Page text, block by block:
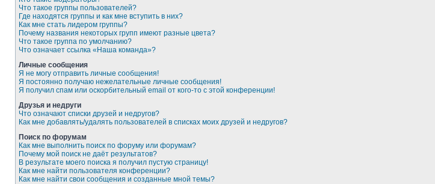
Что такое группы пользователей?
Где находятся группы и как мне вступить в них?
Как мне стать лидером группы?
Почему названия некоторых групп имеют разные цвета?
Что такое группа по умолчанию?
Что означает ссылка «Наша команда»?
Личные сообщения
Я не могу отправить личные сообщения!
Я постоянно получаю нежелательные личные сообщения!
Я получил спам или оскорбительный email от кого-то с этой конференции!
Друзья и недруги
Что означают списки друзей и недругов?
Как мне добавлять/удалять пользователей в списках моих друзей и недругов?
Поиск по форумам
Как мне выполнить поиск по форуму или форумам?
Почему мой поиск не даёт результатов?
В результате моего поиска я получил пустую страницу!
Как мне найти пользователя конференции?
Как мне найти свои сообщения и созданные мной темы?